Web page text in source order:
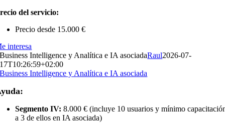
del servicio:
Precio desde 15.000 €
interesa
Business Intelligence y Analítica e IA asociadaRaul2026-07-
17T10:26:59+02:00
Business Intelligence y Analítica e IA asociada
Segmento IV:8.000 € (incluye 10 usuarios y mínimo
a 3 de ellos en IA asociada)